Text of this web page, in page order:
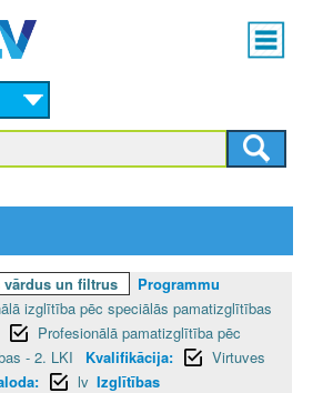
Main
menu
un filtrus
Programmu
izglītība pēc speciālās pamatizglītības
Profesionālā pamatizglītība pēc
- 2. LKI
Kvalifikācija:
Virtuves
lv Izglītības